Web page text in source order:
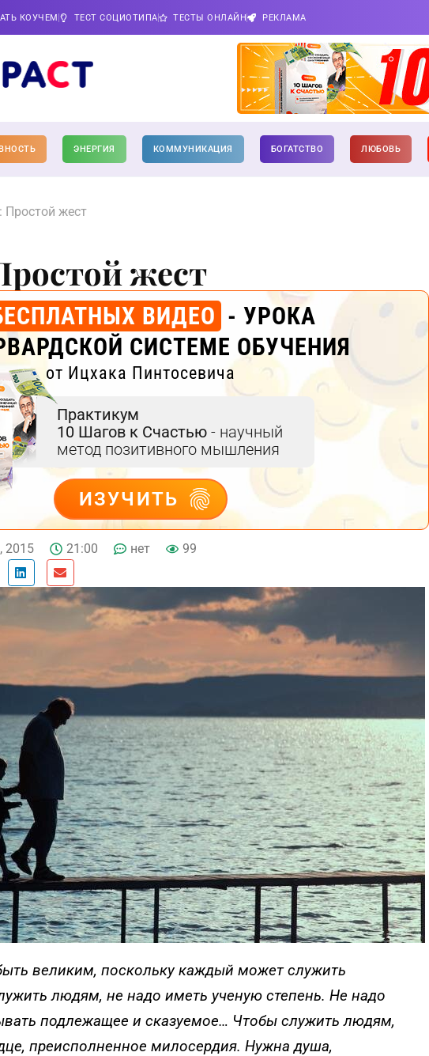
КОУЧЕМ ТЕСТ СОЦИОТИПА ТЕСТЫ ОНЛАЙН РЕКЛАМА
ЭНЕРГИЯ КОММУНИКАЦИЯ БОГАТСТВО ЛЮБОВЬ
Простой жест
жест
ВИДЕО - УРОКА
СИСТЕМЕ ОБУЧЕНИЯ
от Ицхака Пинтосевича
Практикум
10 Шагов к Счастью - научный
метод позитивного мышления
ИЗУЧИТЬ
2015 21:00 нет 99
великим, поскольку каждый может служить
людям, не надо иметь ученую степень. Не надо
подлежащее и сказуемое… Чтобы служить людям,
преисполненное милосердия. Нужна душа,
синдрома
выгорания
Тест FERMI
FERMI - современная методика
оценки уровня счастья в 5 главных
ПРОЙТИ ТЕСТ